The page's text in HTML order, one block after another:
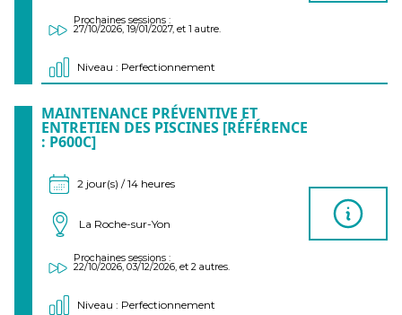
Prochaines sessions :
27/10/2026, 19/01/2027, et 1 autre.
Niveau : Perfectionnement
MAINTENANCE PRÉVENTIVE ET
ENTRETIEN DES PISCINES [RÉFÉRENCE
: P600C]
2 jour(s) / 14 heures
La Roche-sur-Yon
Prochaines sessions :
22/10/2026, 03/12/2026, et 2 autres.
Niveau : Perfectionnement